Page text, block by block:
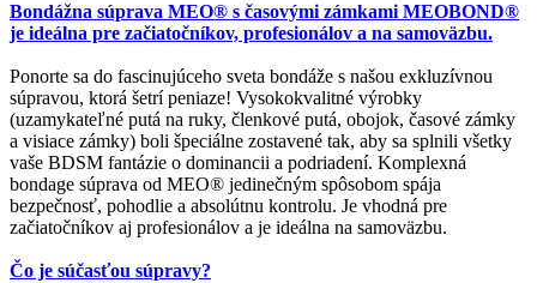
Bondážna súprava MEO® s časovými zámkami MEOBOND®
je ideálna pre začiatočníkov, profesionálov a na samoväzbu.
Ponorte sa do fascinujúceho sveta bondáže s našou exkluzívnou
súpravou, ktorá šetrí peniaze! Vysokokvalitné výrobky
(uzamykateľné putá na ruky, členkové putá, obojok, časové zámky
a visiace zámky) boli špeciálne zostavené tak, aby sa splnili všetky
vaše BDSM fantázie o dominancii a podriadení. Komplexná
bondage súprava od MEO® jedinečným spôsobom spája
bezpečnosť, pohodlie a absolútnu kontrolu. Je vhodná pre
začiatočníkov aj profesionálov a je ideálna na samoväzbu.
Čo je súčasťou súpravy?